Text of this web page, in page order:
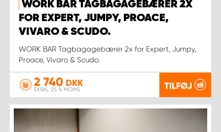
WORK BAR TAGBAGAGEBÆRER 2X
FOR EXPERT, JUMPY, PROACE,
VIVARO & SCUDO.
WORK BAR Tagbagagebærer 2x for Expert, Jumpy,
Proace, Vivaro & Scudo.
2 740 DKK
EKSKL. 25 % MOMS TILFØJ